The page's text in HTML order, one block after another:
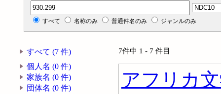
分類記号検索
すべて 名称のみ 普通件名のみ ジャンルのみ
すべて (7 件)
個人名 (0 件)
家族名 (0 件)
団体名 (0 件)
7件中 1 - 7 件目
アフリカ